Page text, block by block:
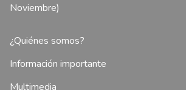
Noviembre)
¿Quiénes somos?
Información importante
Multimedia